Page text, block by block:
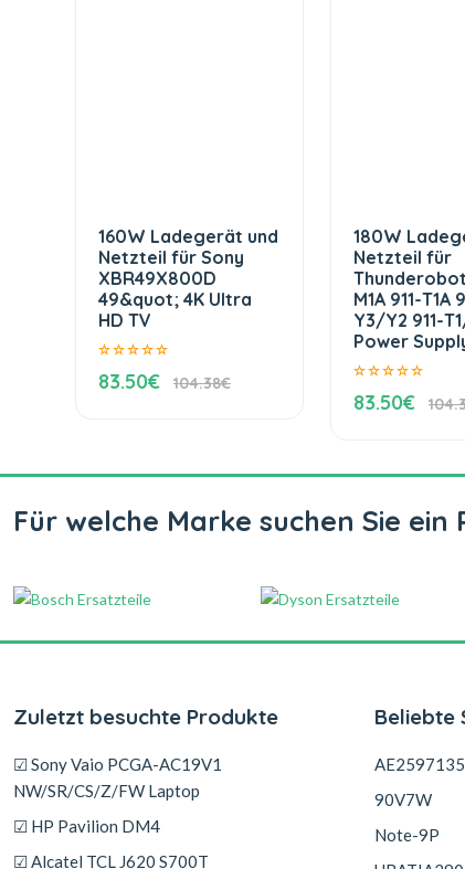
160W Ladegerät und
Netzteil für Sony
XBR49X800D
49&quot; 4K Ultra
HD TV
83.50€ 104.38€
180W
Netzteil für
Thunderobot
M1A 911-T1A
Y3/Y2 911-
Power
83.50€
Für welche Marke suchen Sie ein
Zuletzt besuchte Produkte
☑ Sony Vaio PCGA-AC19V1
NW/SR/CS/Z/FW Laptop
☑ HP Pavilion DM4
☑ Alcatel TCL J620 S700T
Beliebte
90V7W
Note-9P